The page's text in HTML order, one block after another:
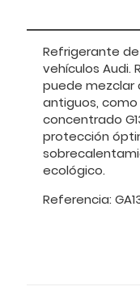
Refrigerante
vehículos Audi.
puede mezclar
antiguos, como
concentrado
protección
ecológico.
Referencia: